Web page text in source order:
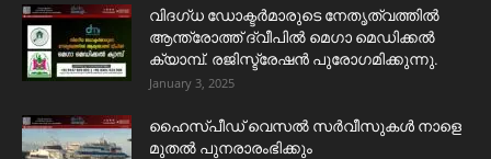
വിദഗ്ധ ഡോക്ടർമാരുടെ നേതൃത്വത്തിൽ
ആന്ത്രോത്ത് ദ്വീപിൽ മെഗാ മെഡിക്കൽ
ക്യാമ്പ്. രജിസ്ട്രേഷൻ പുരോഗമിക്കുന്നു.
January 3, 2025
ഹൈസ്പീഡ് വെസൽ സർവീസുകൾ നാളെ
മുതൽ പുനരാരംഭിക്കും